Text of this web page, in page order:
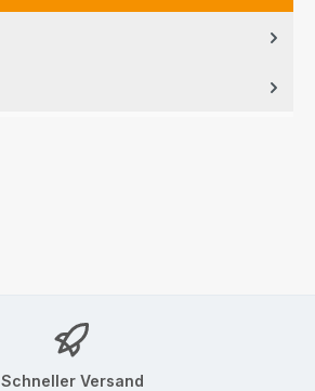
Schneller Versand